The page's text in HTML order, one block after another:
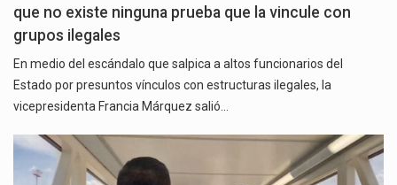
que no existe ninguna prueba que la vincule con
grupos ilegales
En medio del escándalo que salpica a altos funcionarios del
Estado por presuntos vínculos con estructuras ilegales, la
vicepresidenta Francia Márquez salió…